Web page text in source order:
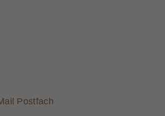
Postfach